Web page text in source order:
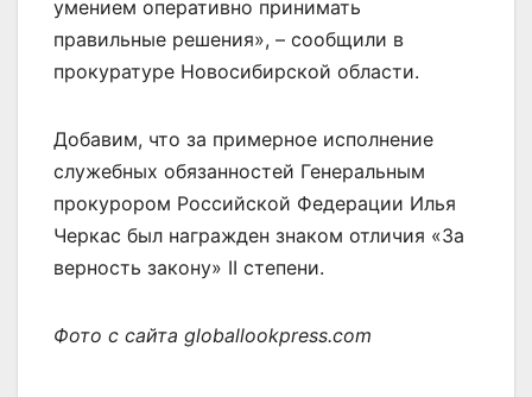
умением оперативно принимать
правильные решения», – сообщили в
прокуратуре Новосибирской области.
Добавим, что за примерное исполнение
служебных обязанностей Генеральным
прокурором Российской Федерации Илья
Черкас был награжден знаком отличия «За
верность закону» II степени.
Фото с сайта globallookpress.com